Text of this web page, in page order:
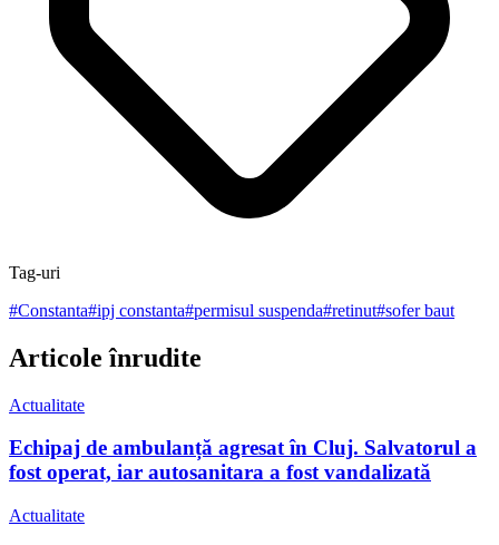
Tag-uri
#Constanta#ipj constanta#permisul suspenda#retinut#sofer baut
Articole înrudite
Actualitate
Echipaj de ambulanță agresat în Cluj. Salvatorul a
fost operat, iar autosanitara a fost vandalizată
Actualitate